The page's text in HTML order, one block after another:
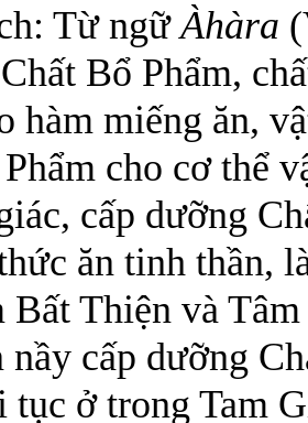
Từ ngữÀhàra
Bổ Phẩm,
hàm miếng ăn,
cho cơ thể
cấp dưỡng
ăn tinh thần,
Bất Thiện và
cấp dưỡng
tục ở trong Tam